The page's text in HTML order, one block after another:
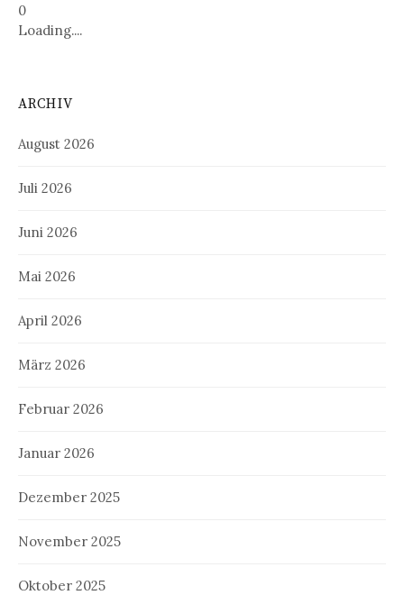
0
Loading....
ARCHIV
August 2026
Juli 2026
Juni 2026
Mai 2026
April 2026
März 2026
Februar 2026
Januar 2026
Dezember 2025
November 2025
Oktober 2025